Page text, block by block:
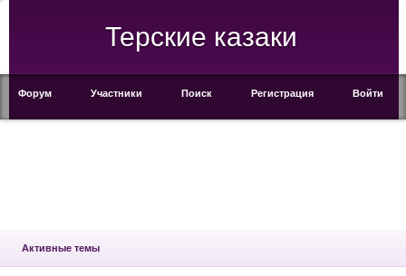
Терские казаки
Форум Участники Поиск Регистрация Войти
Активные темы